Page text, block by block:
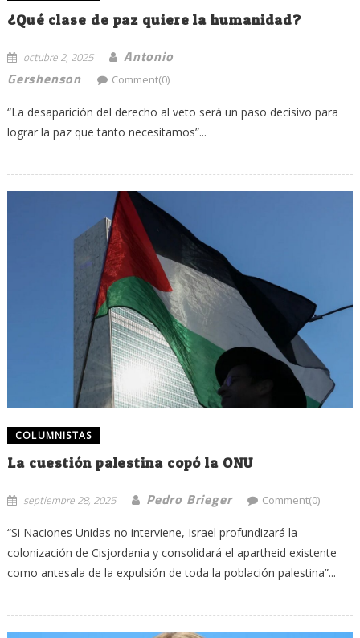
¿Qué clase de paz quiere la humanidad?
octubre 2, 2025
Antonio
Gershenson
Comment(0)
“La desaparición del derecho al veto será un paso decisivo para
lograr la paz que tanto necesitamos”...
COLUMNISTAS
La cuestión palestina copó la ONU
septiembre 28, 2025 Pedro Brieger Comment(0)
“Si Naciones Unidas no interviene, Israel profundizará la
colonización de Cisjordania y consolidará el apartheid existente
como antesala de la expulsión de toda la población palestina”...